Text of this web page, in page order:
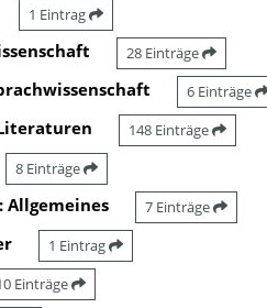
1 Eintrag
28 Einträge
6 Einträge
148 Einträge
8 Einträge
Allgemeines 7 Einträge
1 Eintrag
Einträge